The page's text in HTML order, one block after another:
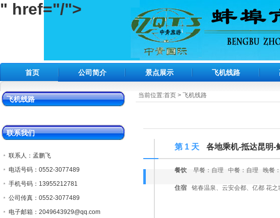
" href="/">
首页 公司简介 景点展示 飞机线路
当前位置:首页> 飞机线路
第 1 天 各地乘机-抵达昆明-
餐饮 早餐：自理 中餐：自理 晚餐
住宿 铭春温泉、云安会都、亿都 花
飞机线路
联系我们
联系人：孟鹏飞
电话号码：0552-3077489
手机号码：13955212781
公司传真：0552-3077489
电子邮箱：2049643929@qq.com